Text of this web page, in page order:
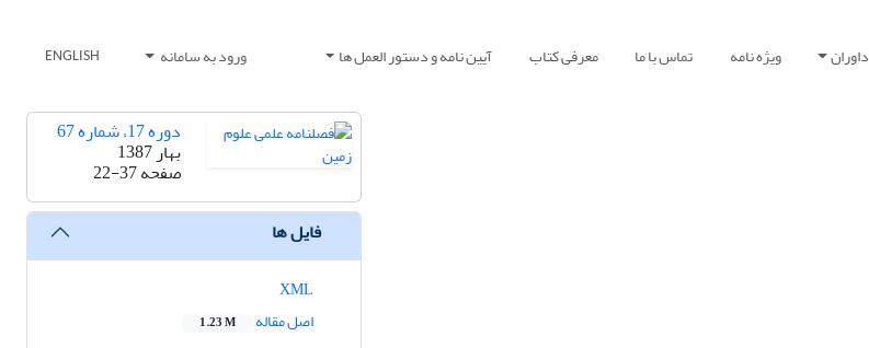
داوران ویژه نامه تماس با ما معرفی کتاب آیین نامه و دستور العمل ها ورود به سامانه ENGLISH
دوره 17، شماره 67
بهار 1387
صفحه22-37
فایل ها
اصل مقاله
1.23 M